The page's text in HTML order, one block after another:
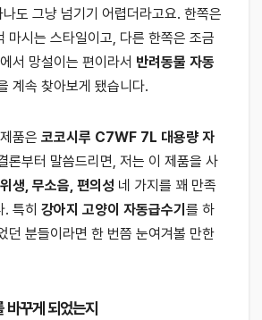
도 그냥 넘기기 어렵더라고요. 한쪽은
마시는 스타일이고, 다른 한쪽은 조금
서 망설이는 편이라서 반려동물 자동
계속 찾아보게 됐습니다.
품은 코코시루 C7WF 7L 대용량 자
론부터 말씀드리면, 저는 이 제품을 사
생, 무소음, 편의성 네 가지를 꽤 만족
특히 강아지 고양이 자동급수기 를 하
던 분들이라면 한 번쯤 눈여겨볼 만한
바꾸게 되었는지